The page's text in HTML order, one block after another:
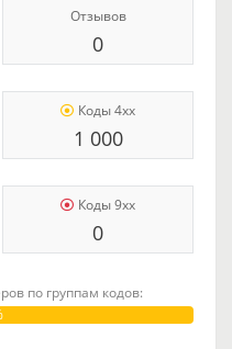
Отзывов
0
Коды 4xx
1 000
Коды 9xx
0
по группам кодов: